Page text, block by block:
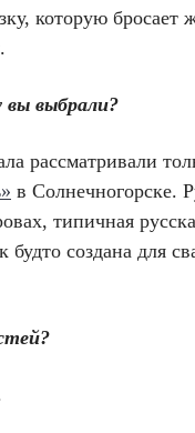
которую бросает
выбрали?
рассматривали
в Солнечногорске.
типичная
будто создана для